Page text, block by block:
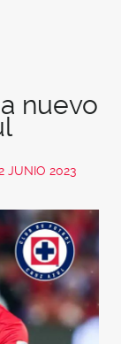
nuevo
JUNIO 2023